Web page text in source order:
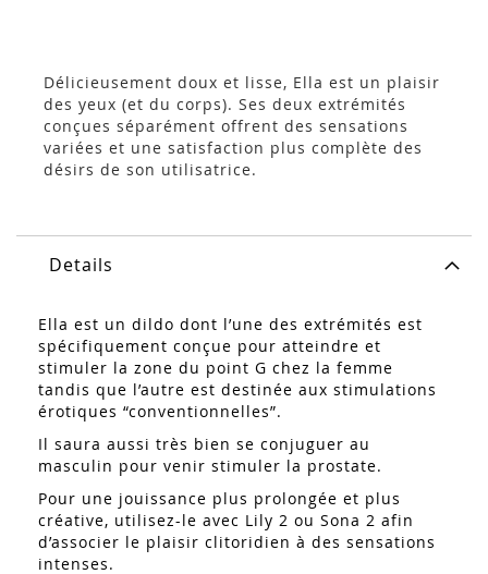
Délicieusement doux et lisse, Ella est un plaisir
des yeux (et du corps). Ses deux extrémités
conçues séparément offrent des sensations
variées et une satisfaction plus complète des
désirs de son utilisatrice.
Details
Ella est un dildo dont l’une des extrémités est
spécifiquement conçue pour atteindre et
stimuler la zone du point G chez la femme
tandis que l’autre est destinée aux stimulations
érotiques “conventionnelles”.
Il saura aussi très bien se conjuguer au
masculin pour venir stimuler la prostate.
Pour une jouissance plus prolongée et plus
créative, utilisez-le avec Lily 2 ou Sona 2 afin
d’associer le plaisir clitoridien à des sensations
intenses.